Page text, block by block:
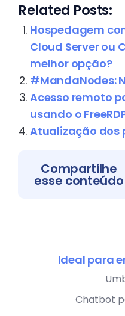
Related Posts:
Hospedagem
Cloud Server ou
melhor opção?
#MandaNodes:
Acesso remoto
usando o
Atualização dos
Compartilhe
esse conteúdo
Ideal para
Chatbot